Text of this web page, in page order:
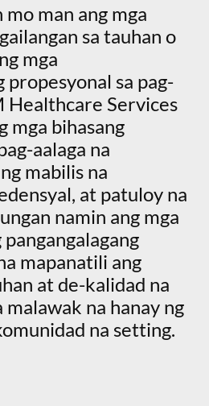
man ang mga
sa tauhan o
mga
propesyonal sa pag-
Healthcare Services
mga bihasang
aalaga na
mabilis na
at patuloy na
namin ang mga
mapanatili ang
at de-kalidad na
malawak na hanay ng
na setting.